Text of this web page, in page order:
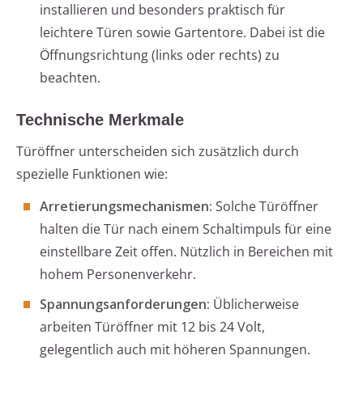
installieren und besonders praktisch für
leichtere Türen sowie Gartentore. Dabei ist die
Öffnungsrichtung (links oder rechts) zu
beachten.
Technische Merkmale
Türöffner unterscheiden sich zusätzlich durch
spezielle Funktionen wie:
Arretierungsmechanismen: Solche Türöffner
halten die Tür nach einem Schaltimpuls für eine
einstellbare Zeit offen. Nützlich in Bereichen mit
hohem Personenverkehr.
Spannungsanforderungen: Üblicherweise
arbeiten Türöffner mit 12 bis 24 Volt,
gelegentlich auch mit höheren Spannungen.